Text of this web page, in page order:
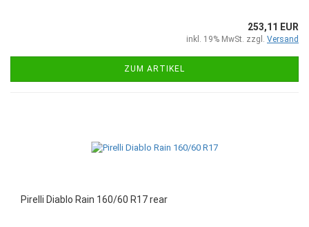
253,11 EUR
inkl. 19% MwSt. zzgl. Versand
ZUM ARTIKEL
Pirelli Diablo Rain 160/60 R17 rear